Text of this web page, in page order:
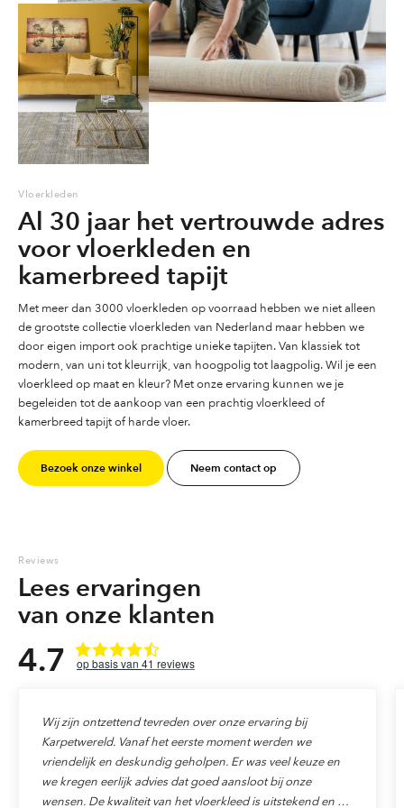
productpagina
de
productpagina
Vloerkleden
Al 30 jaar het vertrouwde adres
voor vloerkleden en
kamerbreed tapijt
Met meer dan 3000 vloerkleden op voorraad hebben we niet alleen
de grootste collectie vloerkleden van Nederland maar hebben we
door eigen import ook prachtige unieke tapijten. Van klassiek tot
modern, van uni tot kleurrijk, van hoogpolig tot laagpolig. Wil je een
vloerkleed op maat en kleur? Met onze ervaring kunnen we je
begeleiden tot de aankoop van een prachtig vloerkleed of
kamerbreed tapijt of harde vloer.
Bezoek onze winkel Neem contact op
Reviews
Lees ervaringen
van onze klanten
4.7 41 reviews
Wij zijn ontzettend tevreden over onze ervaring bij
Karpetwereld. Vanaf het eerste moment werden we
vriendelijk en deskundig geholpen. Er was veel keuze en
we kregen eerlijk advies dat goed aansloot bij onze
wensen. De kwaliteit van het vloerkleed is uitstekend en de